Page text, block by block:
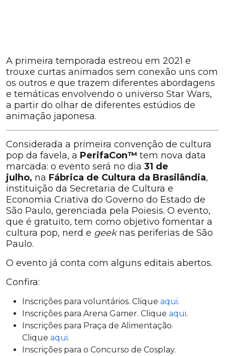
A primeira temporada estreou em 2021 e
trouxe curtas animados sem conexão uns com
os outros e que trazem diferentes abordagens
e temáticas envolvendo o universo Star Wars,
a partir do olhar de diferentes estúdios de
animação japonesa.
Considerada a primeira convenção de cultura
pop da favela, a PerifaCon™ tem nova data
marcada: o evento será no dia 31 de
julho, na Fábrica de Cultura da Brasilândia,
instituição da Secretaria de Cultura e
Economia Criativa do Governo do Estado de
São Paulo, gerenciada pela Poiesis. O evento,
que é gratuito, tem como objetivo fomentar a
cultura pop, nerd e geeknas periferias de São
Paulo.
O evento já conta com alguns editais abertos.
Confira:
Inscrições para voluntários. Clique aqui.
Inscrições para Arena Gamer. Clique aqui.
Inscrições para Praça de Alimentação.
Clique aqui.
Inscrições para o Concurso de Cosplay.